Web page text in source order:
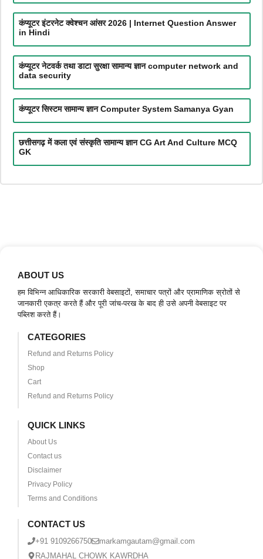
कंप्यूटर इंटरनेट क्वेश्चन आंसर 2026 | Internet Question Answer
in Hindi
कंप्यूटर नेटवर्क तथा डाटा सुरक्षा सामान्य ज्ञान computer network and
data security
कंप्यूटर सिस्टम सामान्य ज्ञान Computer System Samanya Gyan
छत्तीसगढ़ में कला एवं संस्कृति सामान्य ज्ञान CG Art And Culture MCQ
GK
ABOUT US
हम विभिन्न आधिकारिक सरकारी वेबसाइटों, समाचार पत्रों और प्रामाणिक स्रोतों से
जानकारी एकत्र करते हैं और पूरी जांच-परख के बाद ही उसे अपनी वेबसाइट पर
पब्लिश करते हैं।
CATEGORIES
Refund and Returns Policy
Shop
Cart
Refund and Returns Policy
QUICK LINKS
About Us
Contact us
Disclaimer
Privacy Policy
Terms and Conditions
CONTACT US
+91 9109266750
markamgautam@gmail.com
RAJMAHAL CHOWK KAWRDHA